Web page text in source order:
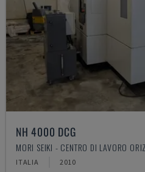
NH 4000 DCG
MORI SEIKI - CENTRO DI LAVORO
ITALIA 2010